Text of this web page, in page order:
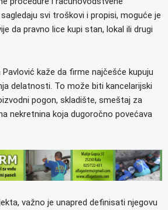
svi troškovi i propisi, moguće je
da pravno lice kupi stan, lokal ili drugi
kaže da firme najčešće kupuju
delatnosti. To može biti kancelarijski
pogon, skladište, smeštaj za
nekretnina koja dugoročno povećava
važno je unapred definisati njegovu